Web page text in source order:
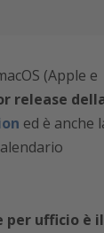
(Apple e
release
ed è anche
per ufficio è il